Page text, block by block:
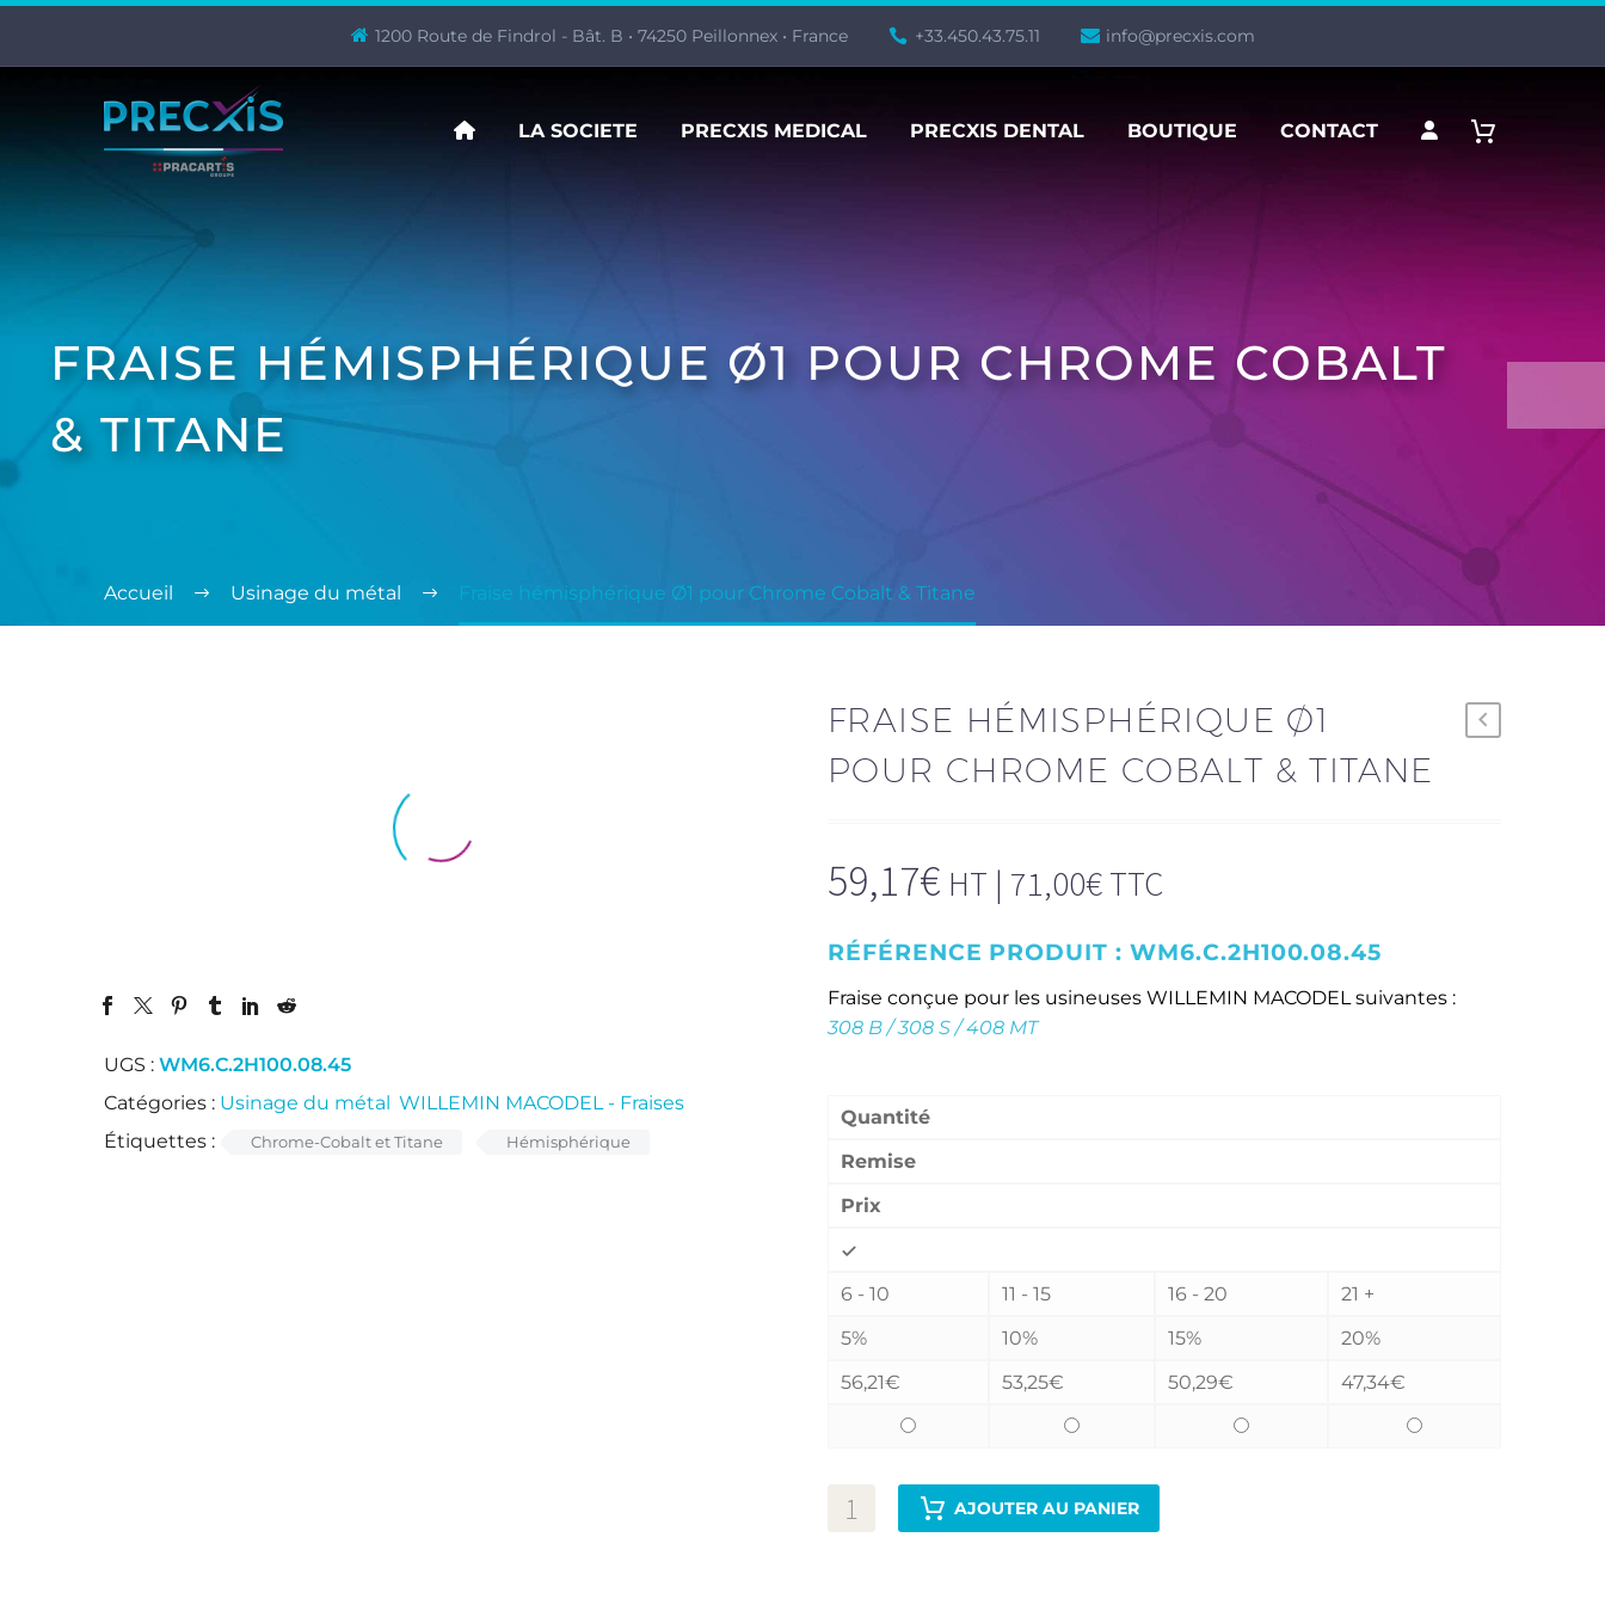
1200 Route de Findrol - Bât. B • 74250 Peillonnex • France +33.450.43.75.11 info@precxis.com
LA SOCIETE PRECXIS MEDICAL PRECXIS DENTAL BOUTIQUE CONTACT
FRAISE HÉMISPHÉRIQUE Ø1 POUR CHROME COBALT
& TITANE
Accueil Usinage du métal Fraise hémisphérique Ø1 pour Chrome Cobalt & Titane
UGS : WM6.C.2H100.08.45
Catégories : Usinage du métal WILLEMIN MACODEL - Fraises
Étiquettes :
Chrome-Cobalt et Titane Hémisphérique
FRAISE HÉMISPHÉRIQUE Ø1
POUR CHROME COBALT & TITANE
59,17€ HT | 71,00€TTC
RÉFÉRENCE PRODUIT : WM6.C.2H100.08.45
Fraise conçue pour les usineuses WILLEMIN MACODEL suivantes :
308 B / 308 S / 408 MT
Quantité
Remise
Prix
6 - 10 11 - 15 16 - 20
21 +
5%
10% 15%
20%
56,21€ 53,25€ 50,29€ 47,34€
AJOUTER AU PANIER